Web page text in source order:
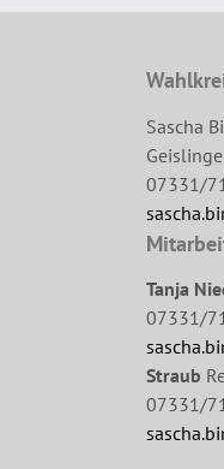
Sascha
07331/
Tanja
07331/
Straub
07331/